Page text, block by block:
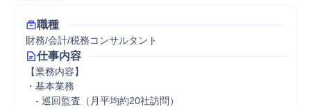
職種
財務/会計/税務コンサルタント
仕事内容
【業務内容】
・基本業務
- 巡回監査（月平均約20社訪問）